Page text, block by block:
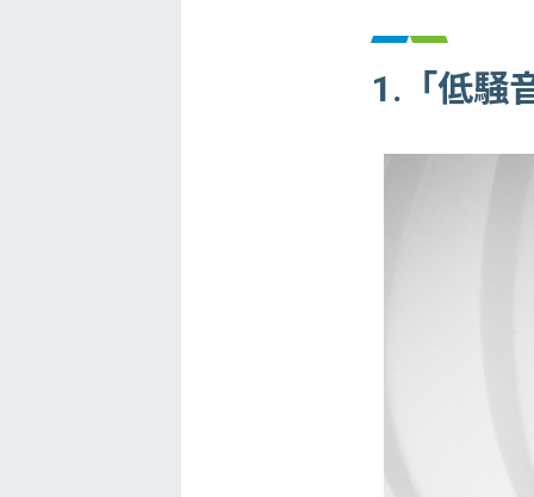
1.「低騒